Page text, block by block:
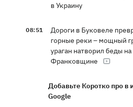
в Украину
08:51
Дороги в Буковеле
горные реки – мощный
ураган натворил беды на
Франковщине
Добавьте Коротко про в
Google